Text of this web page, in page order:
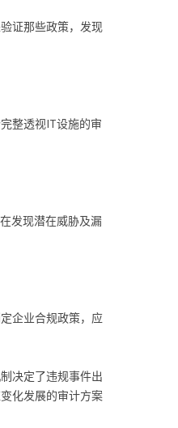
证那些政策，发现
整透视IT设施的审
发现潜在威胁及漏
企业合规政策，应
决定了违规事件出
化发展的审计方案